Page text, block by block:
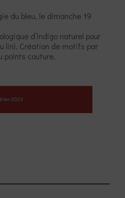
du bleu, le dimanche 19
d’indigo naturel pour
lin). Création de motifs par
points couture.
2023